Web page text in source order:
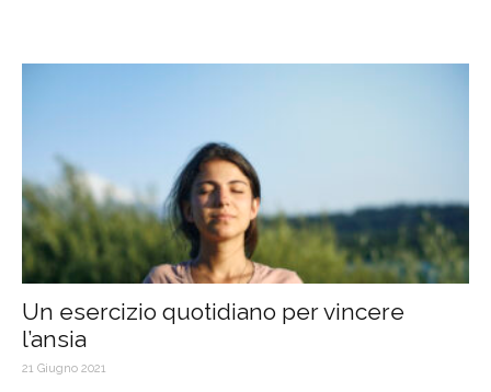
Un esercizio quotidiano per vincere
l’ansia
21 Giugno 2021